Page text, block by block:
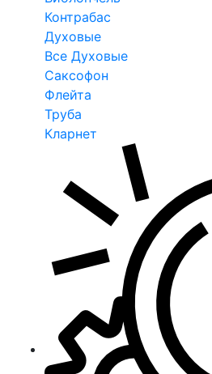
Контрабас
Духовые
Все Духовые
Саксофон
Флейта
Труба
Кларнет